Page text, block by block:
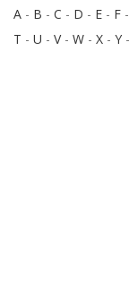
A - B - C - D - E - F -
T - U - V- W - X - Y -